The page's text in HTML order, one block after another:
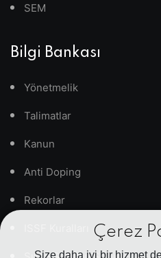
Çerez
Size daha iyi bir hizmet
SEM
Bilgi Bankası
Yönetmelik
Talimatlar
Kanun
Anti Doping
Rekorlar